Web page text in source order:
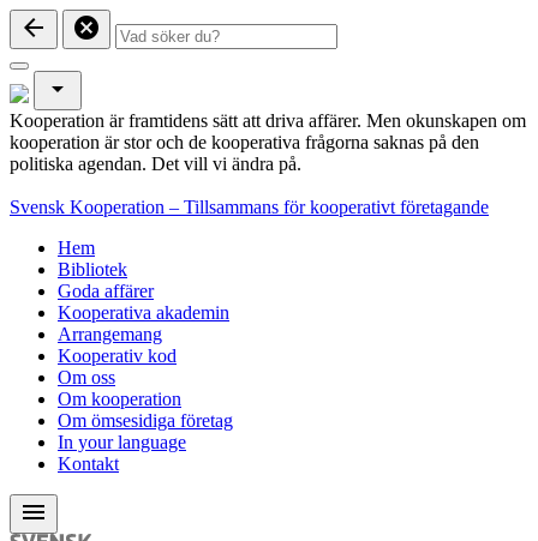
arrow_back cancel
arrow_drop_down
Kooperation är framtidens sätt att driva affärer. Men okunskapen om
kooperation är stor och de kooperativa frågorna saknas på den
politiska agendan. Det vill vi ändra på.
Svensk Kooperation – Tillsammans för kooperativt företagande
Hem
Bibliotek
Goda affärer
Kooperativa akademin
Arrangemang
Kooperativ kod
Om oss
Om kooperation
Om ömsesidiga företag
In your language
Kontakt
menu